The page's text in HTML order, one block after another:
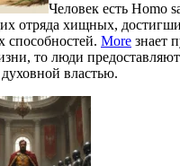
Человек есть Homo
отряда хищных,
способностей. More знает
то люди
властью.